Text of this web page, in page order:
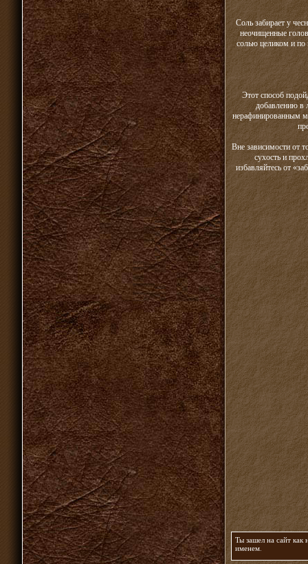
Соль забирает у
неочищенные
солью целиком и по
Этот способ
добавлению в
нерафинированным
Вне зависимости от
сухость и
избавляйтесь от
Ты зашел на сайт как
именем